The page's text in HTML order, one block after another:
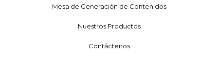
Mesa de Generación de Contenidos
Nuestros Productos
Contáctenos